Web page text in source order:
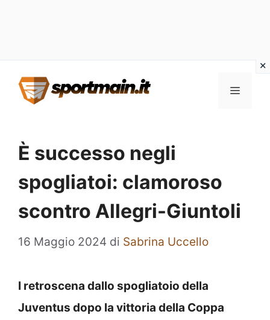
Menu
È successo negli
spogliatoi: clamoroso
scontro Allegri-Giuntoli
16 Maggio 2024 di Sabrina Uccello
I retroscena dallo spogliatoio della
Juventus dopo la vittoria della Coppa